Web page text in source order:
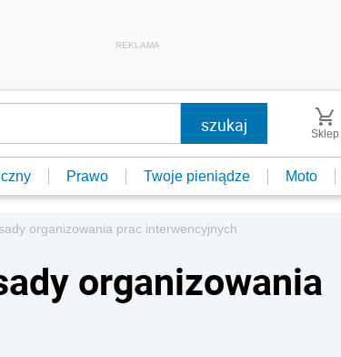
REKLAMA
Sklep
Prawo Twoje pieniądze Moto
organizowania prac interwencyjnych
organizowania